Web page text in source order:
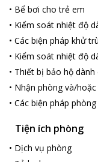
• Bể bơi cho trẻ em
• Kiểm soát nhiệt độ
• Các biện pháp khử
• Kiểm soát nhiệt độ
• Thiết bị bảo hộ dành
• Nhận phòng và/
• Các biện pháp
Tiện ích phòng
• Dịch vụ phòng